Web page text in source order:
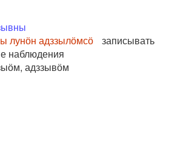
лунӧн адззылӧмсӧ
записывать
наблюдения
адззывӧм